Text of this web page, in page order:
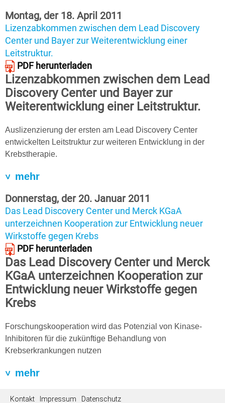
Montag, der 18. April 2011
Lizenzabkommen zwischen dem Lead Discovery
Center und Bayer zur Weiterentwicklung einer
Leitstruktur.
PDF herunterladen
Lizenzabkommen zwischen dem Lead
Discovery Center und Bayer zur
Weiterentwicklung einer Leitstruktur.
Auslizenzierung der ersten am Lead Discovery Center
entwickelten Leitstruktur zur weiteren Entwicklung in der
Krebstherapie.
mehr
Donnerstag, der 20. Januar 2011
Das Lead Discovery Center und Merck KGaA
unterzeichnen Kooperation zur Entwicklung neuer
Wirkstoffe gegen Krebs
PDF herunterladen
Das Lead Discovery Center und Merck
KGaA unterzeichnen Kooperation zur
Entwicklung neuer Wirkstoffe gegen
Krebs
Forschungskooperation wird das Potenzial von Kinase-
Inhibitoren für die zukünftige Behandlung von
Krebserkrankungen nutzen
mehr
Kontakt Impressum Datenschutz